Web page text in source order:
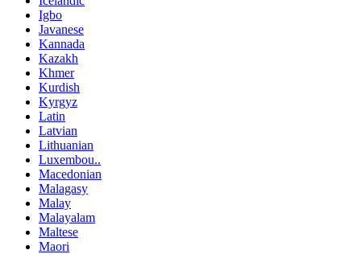
Igbo
Javanese
Kannada
Kazakh
Khmer
Kurdish
Kyrgyz
Latin
Latvian
Lithuanian
Luxembou..
Macedonian
Malagasy
Malay
Malayalam
Maltese
Maori